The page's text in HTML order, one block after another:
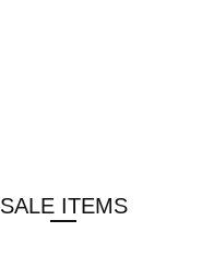
SALE ITEMS